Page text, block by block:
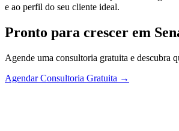
e ao perfil do seu cliente ideal.
Pronto para crescer em
Agende uma consultoria gratuita e descubra
Agendar Consultoria Gratuita →